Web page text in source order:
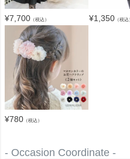
¥7,700 （税込） ¥1,350 （税込
¥780 （税込）
- Occasion Coordinate -